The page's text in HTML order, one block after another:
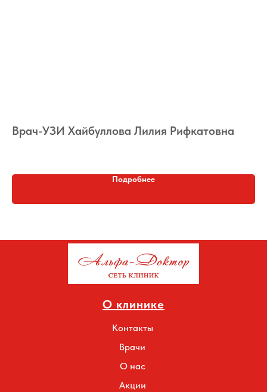
Врач-УЗИ Хайбуллова Лилия Рифкатовна
Подробнее
О клинике
Контакты
Врачи
О нас
Акции